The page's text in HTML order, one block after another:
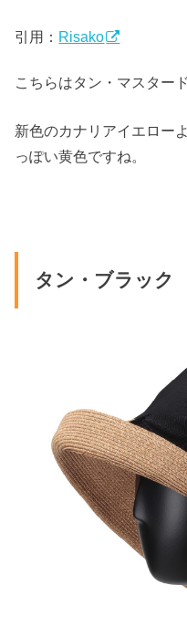
引用： Risako
こちらはタン・マスタード
新色のカナリアイエロー
っぽい黄色ですね。
タン・ブラック